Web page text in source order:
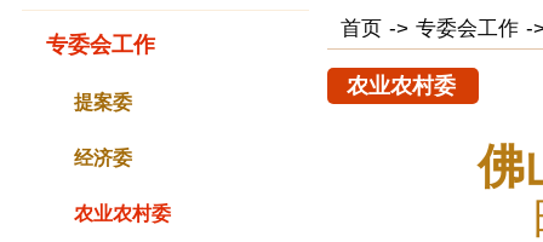
专委会工作
提案委
经济委
农业农村委
首页 -> 专委会工作 -
农业农村委
佛